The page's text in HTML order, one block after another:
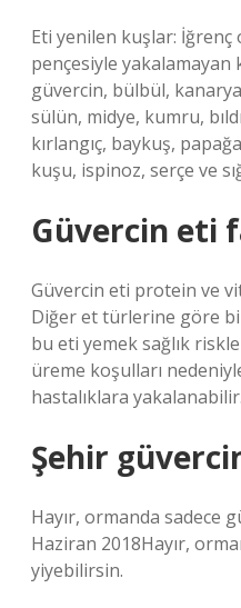
Eti yenilen kuşlar: İğrenç
pençesiyle yakalamayan
güvercin, bülbül,
sülün, midye, kumru,
kırlangıç, baykuş,
kuşu, ispinoz, serçe ve
Güvercin eti
Güvercin eti protein ve
Diğer et türlerine göre
bu eti yemek sağlık
üreme koşulları
hastalıklara yakalanabilir.
Şehir
Hayır, ormanda sadece
Haziran 2018Hayır,
yiyebilirsin.